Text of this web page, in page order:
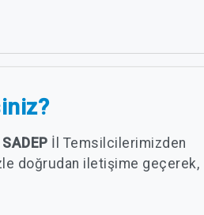
SADEP İl Temsilcilerimizden
doğrudan iletişime geçerek,